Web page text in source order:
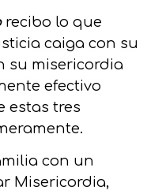
recibo lo que
caiga con su
su misericordia
efectivo
estas tres
con un
Misericordia,